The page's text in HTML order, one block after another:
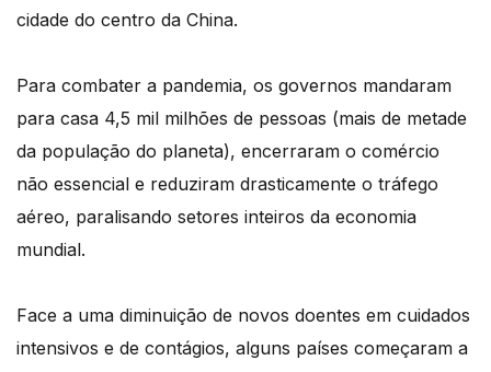
cidade do centro da China.
Para combater a pandemia, os governos mandaram
para casa 4,5 mil milhões de pessoas (mais de metade
da população do planeta), encerraram o comércio
não essencial e reduziram drasticamente o tráfego
aéreo, paralisando setores inteiros da economia
mundial.
Face a uma diminuição de novos doentes em cuidados
intensivos e de contágios, alguns países começaram a